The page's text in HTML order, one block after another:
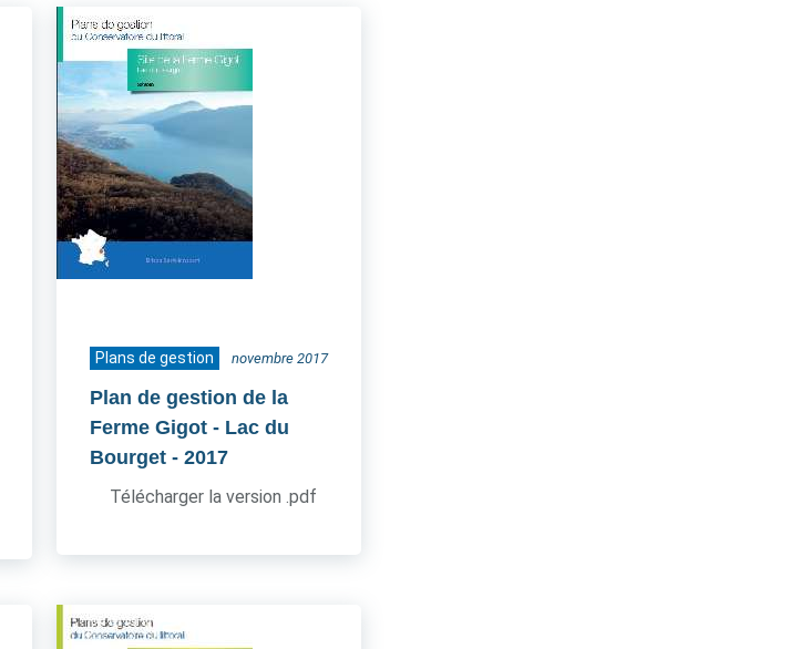
Plans de gestion novembre 2017
Plan de gestion de la
Ferme Gigot - Lac du
Bourget - 2017
Télécharger la version .pdf